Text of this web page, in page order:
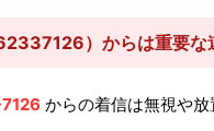
）からは重要な
からの着信は無視や放